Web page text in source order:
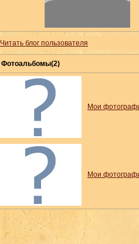
Читать блог пользователя
Фотоальбомы(2)
Мои
Мои